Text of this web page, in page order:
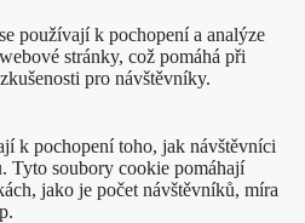
používají k pochopení a analýze
stránky, což pomáhá při
pro návštěvníky.
k pochopení toho, jak návštěvníci
Tyto soubory cookie pomáhají
jako je počet návštěvníků, míra